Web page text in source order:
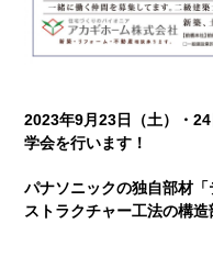
2023年9月23日（土）・
学会を行います！
パナソニックの独自部材
ストラクチャー工法の構